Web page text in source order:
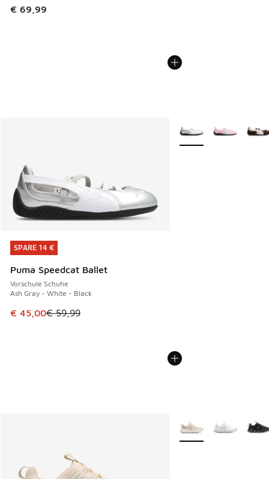
€ 69,99
SPARE 14 €
Puma Speedcat Ballet
Vorschule Schuhe
Ash Gray - White - Black
Dieser Artikel ist im Sale. Der Preis ist von € 59,99 auf €
€ 45,00€ 59,99
SPARE 14 €
Weitere Farben
Weitere Farben